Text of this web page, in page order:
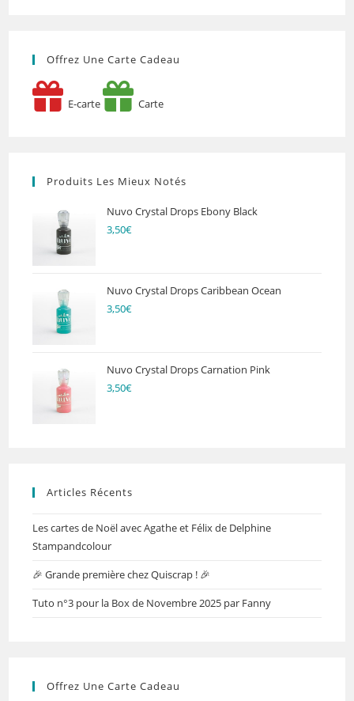
Offrez Une Carte Cadeau
E-carte Carte
Produits Les Mieux Notés
Nuvo Crystal Drops Ebony Black
3,50€
Nuvo Crystal Drops Caribbean Ocean
3,50€
Nuvo Crystal Drops Carnation Pink
3,50€
Articles Récents
Les cartes de Noël avec Agathe et Félix de Delphine
Stampandcolour
🎉 Grande première chez Quiscrap ! 🎉
Tuto n°3 pour la Box de Novembre 2025 par Fanny
Offrez Une Carte Cadeau